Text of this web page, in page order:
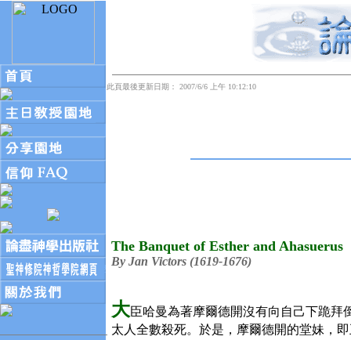
此頁最後更新日期： 2007/6/6 上午 10:12:10
The Banquet of Esther and Ahasuerus
By Jan Victors (1619-1676)
大臣哈曼為著摩爾德開沒有向自己下跪
太人全數殺死。於是，摩爾德開的堂妹，